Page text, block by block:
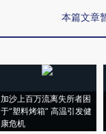
本篇文章
加沙上百万流离失所者困
于“塑料烤箱” 高温引发健
康危机